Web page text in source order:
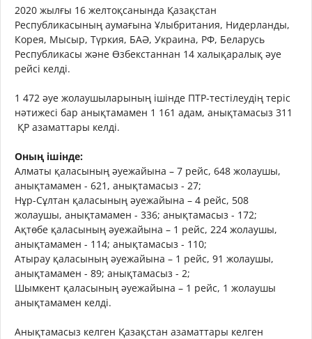
2020 жылғы 16 желтоқсанында Қазақстан
Республикасының аумағына Ұлыбритания, Нидерланды,
Корея, Мысыр, Түркия, БАӘ, Украина, РФ, Беларусь
Республикасы және Өзбекстаннан 14 халықаралық әуе
рейсі келді.
1 472 әуе жолаушыларының ішінде ПТР-тестілеудің теріс
нәтижесі бар анықтамамен 1 161 адам, анықтамасыз 311
ҚР азаматтары келді.
Оның ішінде:
Алматы қаласының әуежайына – 7 рейс, 648 жолаушы,
анықтамамен - 621, анықтамасыз - 27;
Нұр-Сұлтан қаласының әуежайына – 4 рейс, 508
жолаушы, анықтамамен - 336; анықтамасыз - 172;
Ақтөбе қаласының әуежайына – 1 рейс, 224 жолаушы,
анықтамамен - 114; анықтамасыз - 110;
Атырау қаласының әуежайына – 1 рейс, 91 жолаушы,
анықтамамен - 89; анықтамасыз - 2;
Шымкент қаласының әуежайына – 1 рейс, 1 жолаушы
анықтамамен келді.
Анықтамасыз келген Қазақстан азаматтары келген